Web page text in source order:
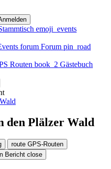
emoji_events
forum Forum pin_road
Routen book_2 Gästebuch
den Plälzer Wald
route GPS-Routen
Bericht close